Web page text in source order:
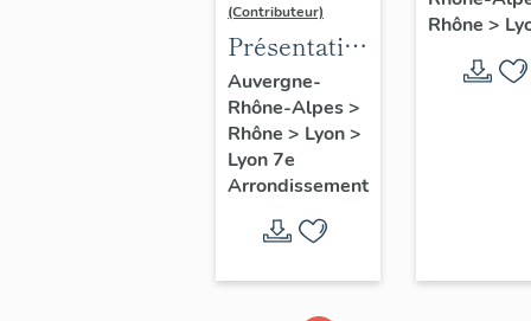
(Contributeur)
Présentation
du secteur
d'étude
Lyon
Guillotière
Auvergne-
Rhône-Alpes>
Rhône > Lyon>
Lyon 7e
Arrondissement
Lyon
Rhône >